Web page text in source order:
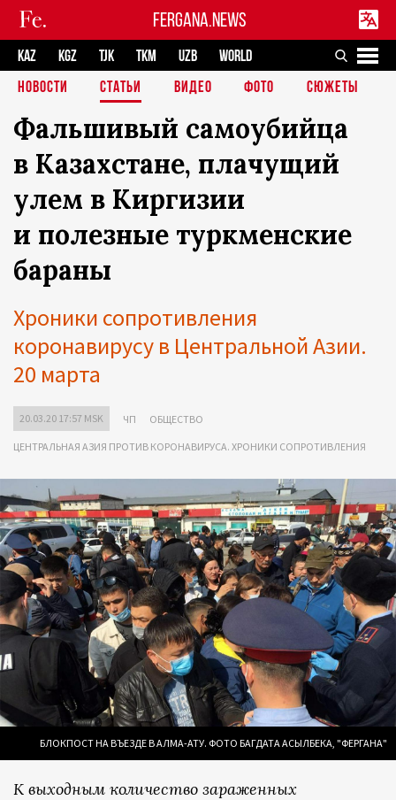
FERGANA.NEWS
KAZ KGZ TJK TKM UZB
WORLD
НОВОСТИ
СТАТЬИ ВИДЕО ФОТО СЮЖЕТЫ
Фальшивый самоубийца
в Казахстане, плачущий
улем в Киргизии
и полезные туркменские
бараны
Хроники сопротивления
коронавирусу в Центральной Азии.
20 марта
20.03.20 17:57 MSK ЧП ОБЩЕСТВО
ЦЕНТРАЛЬНАЯ АЗИЯ ПРОТИВ КОРОНАВИРУСА. ХРОНИКИ СОПРОТИВЛЕНИЯ
БЛОКПОСТ НА ВЪЕЗДЕ В АЛМА-АТУ. ФОТО БАГДАТА АСЫЛБЕКА, "ФЕРГАНА"
К выходным количество зараженных